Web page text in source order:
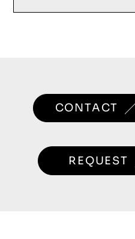
CONTACT
REQUEST